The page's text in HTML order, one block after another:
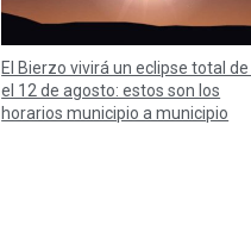
El Bierzo vivirá un eclipse total de
el 12 de agosto: estos son los
horarios municipio a municipio